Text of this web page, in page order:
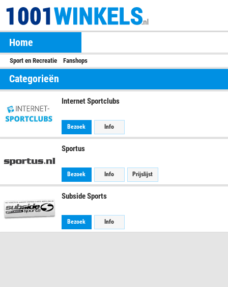
Home
Sport en Recreatie Fanshops
Categorieën
Internet Sportclubs
Bezoek Info
Sportus
Bezoek Info Prijslijst
Subside Sports
Bezoek Info